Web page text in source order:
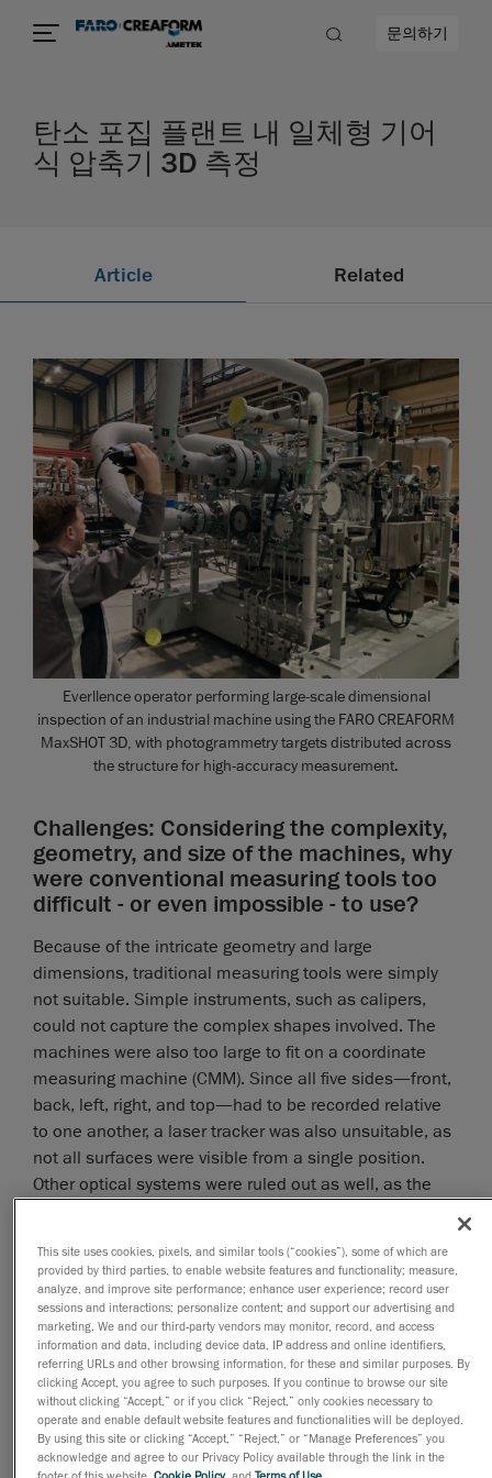
문의하기
탄소 포집 플랜트 내 일체형 기어
식 압축기 3D 측정
Article Related
Everllence operator performing large-scale dimensional
inspection of an industrial machine using the FARO CREAFORM
MaxSHOT 3D, with photogrammetry targets distributed across
the structure for high-accuracy measurement.
Challenges: Considering the complexity,
geometry, and size of the machines, why
were conventional measuring tools too
difficult - or even impossible - to use?
Because of the intricate geometry and large
dimensions, traditional measuring tools were simply
not suitable. Simple instruments, such as calipers,
could not capture the complex shapes involved. The
machines were also too large to fit on a coordinate
measuring machine (CMM). Since all five sides—front,
back, left, right, and top—had to be recorded relative
to one another, a laser tracker was also unsuitable, as
not all surfaces were visible from a single position.
Other optical systems were ruled out as well, as the
Only optical measurement technology could provide
complete and accurate results.
What made optical measurement technology the
obvious choice?
Other measuring methods not only lacked accuracy
but also relied heavily on operator skills, for example,
This site uses cookies, pixels, and similar tools (“cookies”), some of which are
provided by third parties, to enable website features and functionality; measure,
analyze, and improve site performance; enhance user experience; record user
sessions and interactions; personalize content; and support our advertising and
marketing. We and our third-party vendors may monitor, record, and access
information and data, including device data, IP address and online identifiers,
referring URLs and other browsing information, for these and similar purposes. By
clicking Accept, you agree to such purposes. If you continue to browse our site
without clicking “Accept,” or if you click “Reject,” only cookies necessary to
operate and enable default website features and functionalities will be deployed.
By using this site or clicking “Accept,” “Reject,” or “Manage Preferences” you
acknowledge and agree to our Privacy Policy available through the link in the
footer of this website, Cookie Policy, and Terms of Use.